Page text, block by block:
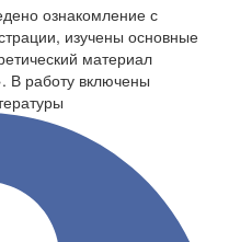
ознакомление с
изучены основные
материал
В работу включены